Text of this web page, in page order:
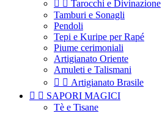
  Tarocchi e Divinazione
Tamburi e Sonagli
Pendoli
Tepi e Kuripe per Rapé
Piume cerimoniali
Artigianato Oriente
Amuleti e Talismani
  Artigianato Brasile
  SAPORI MAGICI
Tè e Tisane